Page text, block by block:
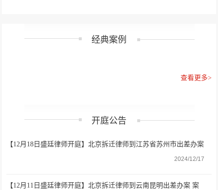
经典案例
查看更多>
开庭公告
【12月18日盛廷律师开庭】北京拆迁律师到江苏省苏州市出差办案
2024/12/17
【12月11日盛廷律师开庭】北京拆迁律师到云南昆明出差办案 案